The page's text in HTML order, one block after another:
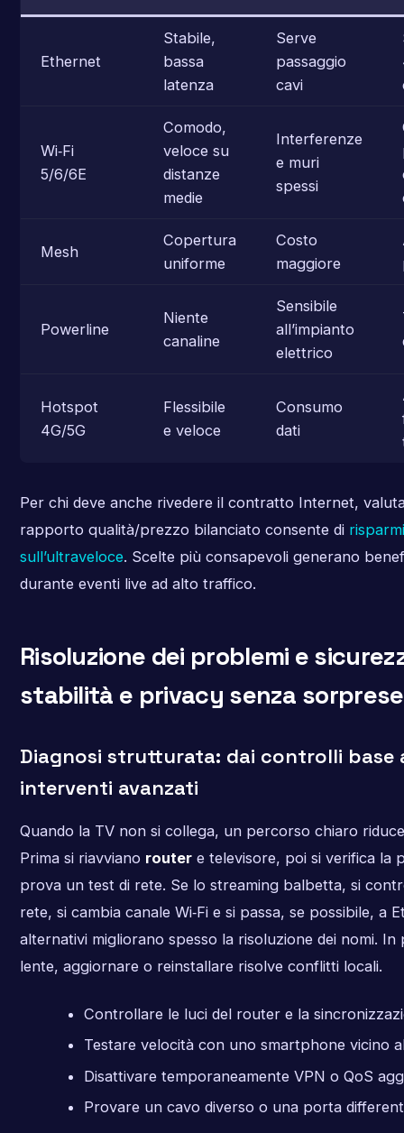
Ethernet
Stabile,
bassa
latenza
Serve
passaggio
cavi
Wi‑Fi
5/6/6E
Comodo,
veloce su
distanze
medie
Interferenze
e muri
spessi
Mesh
Copertura
uniforme
Costo
maggiore
Powerline
Niente
canaline
Sensibile
all’impianto
elettrico
Hotspot
4G/5G
Flessibile
e veloce
Consumo
dati
Per chi deve anche rivedere il contratto Internet,
rapporto qualità/prezzo bilanciato consente di
sull’ultraveloce. Scelte più consapevoli generano
durante eventi live ad alto traffico.
Risoluzione dei problemi e
stabilità e privacy senza sorprese
Diagnosi strutturata: dai controlli base
interventi avanzati
Quando la TV non si collega, un percorso chiaro
Prima si riavviano routere televisore, poi si verifica la
prova un test di rete. Se lo streaming balbetta, si
rete, si cambia canale Wi‑Fi e si passa, se possibile, a
alternativi migliorano spesso la risoluzione dei nomi. In
lente, aggiornare o reinstallare risolve conflitti locali.
Controllare le luci del router e la
Testare velocità con uno smartphone vicino
Disattivare temporaneamente VPN o QoS
Provare un cavo diverso o una porta